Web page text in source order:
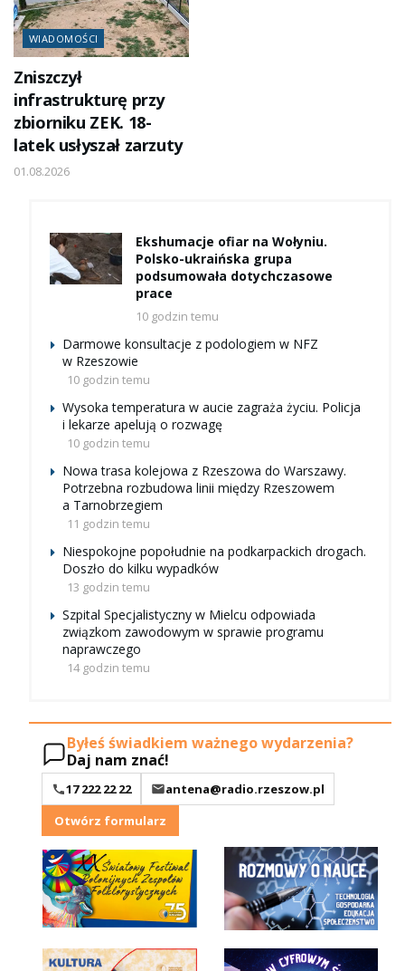
WIADOMOŚCI
Zniszczył
infrastrukturę przy
zbiorniku ZEK. 18-
latek usłyszał zarzuty
01.08.2026
Ekshumacje ofiar na Wołyniu.
Polsko-ukraińska grupa
podsumowała dotychczasowe
prace
10 godzin temu
Darmowe konsultacje z podologiem w NFZ
w Rzeszowie
10 godzin temu
Wysoka temperatura w aucie zagraża życiu. Policja
i lekarze apelują o rozwagę
10 godzin temu
Nowa trasa kolejowa z Rzeszowa do Warszawy.
Potrzebna rozbudowa linii między Rzeszowem
a Tarnobrzegiem
11 godzin temu
Niespokojne popołudnie na podkarpackich drogach.
Doszło do kilku wypadków
13 godzin temu
Szpital Specjalistyczny w Mielcu odpowiada
związkom zawodowym w sprawie programu
naprawczego
14 godzin temu
Byłeś świadkiem ważnego wydarzenia?
Daj nam znać!
17 222 22 22
antena@radio.rzeszow.pl
Otwórz formularz